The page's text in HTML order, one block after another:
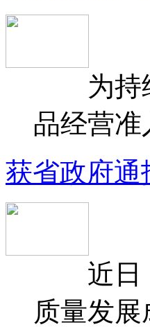
为持续
品经营
获省政府通
近日，
质量发